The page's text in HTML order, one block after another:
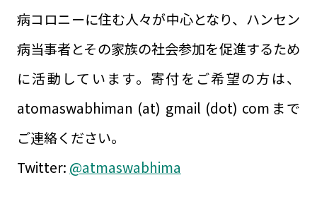
病コロニーに住む人々が中心となり、ハンセン
病当事者とその家族の社会参加を促進するため
に活動しています。寄付をご希望の方は、
atomaswabhiman (at) gmail (dot) comまで
ご連絡ください。
Twitter: @atmaswabhima